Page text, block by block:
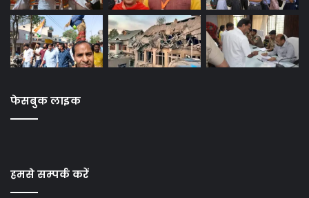
फेसबुक लाइक
हमसे सम्पर्क करें